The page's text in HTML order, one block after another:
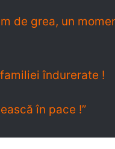
de grea, un
îndurerate !
în pace !”